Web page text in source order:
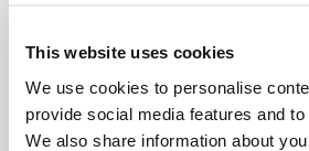
This website uses cookies
We use cookies to personalise
provide social media features and to
We also share information about
COMPATIBLE AVEC
Mirka DEXOS 1217 M